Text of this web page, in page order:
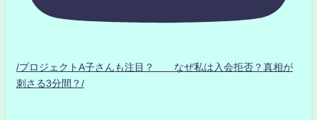
/プロジェクトA子さんも注目？ なぜ私は入会拒否？真相が
刺さる3分間？/